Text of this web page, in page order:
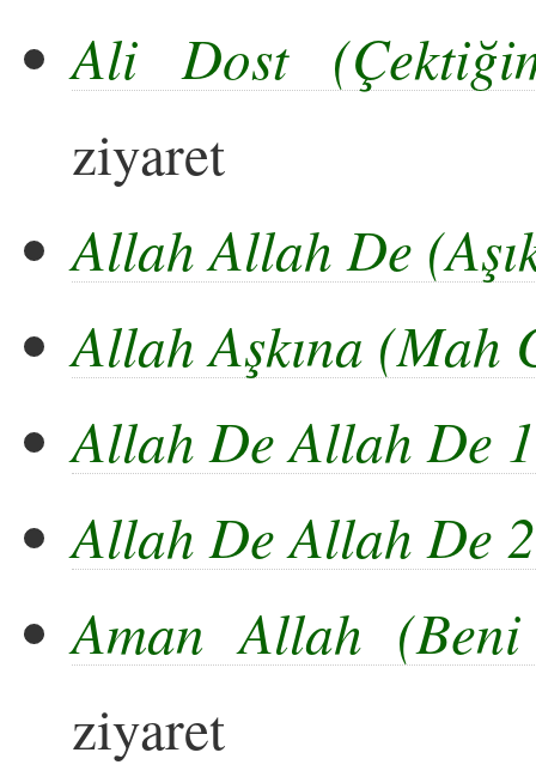
Ali Dost
ziyaret
Allah Allah De
Allah Aşkına (Mah
Allah De Allah De 1
Allah De Allah De 2
Aman Allah
ziyaret